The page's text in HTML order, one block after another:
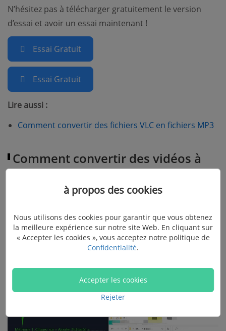
N’hésitez pas à télécharger gratuitement le version
d’essai et avoir un essai maintenant !
Essai Gratuit
Essai Gratuit
Lire aussi :
Comment convertir des fichiers VLC en fichiers MP3
Comment convertir des vidéos à
Étape 1. Ajouter des vidéos au programme
Après le téléchargement et l’installation de FonePaw
pour ajouter des vidéos au logiciel.
à propos des cookies
Nous utilisons des cookies pour garantir que vous obtenez
la meilleure expérience sur notre site Web. En cliquant sur
« Accepter les cookies », vous acceptez notre politique de
Confidentialité.
Accepter les cookies
Rejeter